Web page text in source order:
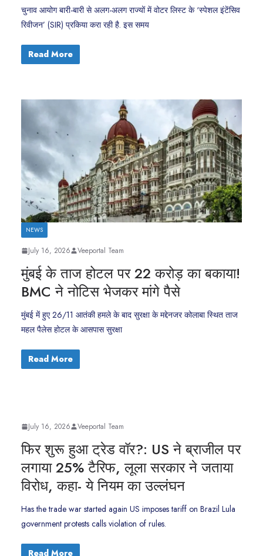
चुनाव आयोग बारी-बारी से अलग-अलग राज्यों में वोटर लिस्ट के ‘स्पेशल इंटेंसिव
रिवीजन’ (SIR) प्रकिया करा रही है. इस समय
Read More
NEWS
July 16, 2026 Veeportal Team
मुंबई के ताज होटल पर 22 करोड़ का बकाया!
BMC ने नोटिस भेजकर मांगे पैसे
मुंबई में हुए 26/11 आतंकी हमले के बाद सुरक्षा के मद्देनजर कोलाबा स्थित ताज
महल पैलेस होटल के आसपास सुरक्षा
Read More
July 16, 2026 Veeportal Team
फिर शुरू हुआ ट्रेड वॉर?: US ने ब्राजील पर
लगाया 25% टैरिफ, लूला सरकार ने जताया
विरोध, कहा- ये नियम का उल्लंघन
Has the trade war started again US imposes tariff on Brazil Lula
government protests calls violation of rules.
Read More